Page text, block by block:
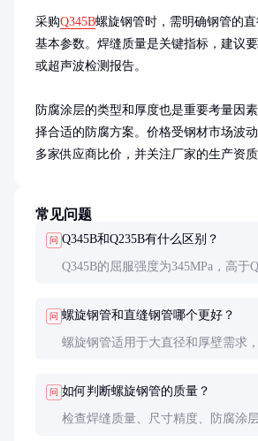
采购Q345B螺旋钢管时，需明确钢管的
基本参数。焊缝质量是关键指标，建议
或超声波检测报告。
防腐涂层的类型和厚度也是重要考量因
择合适的防腐方案。价格受钢材市场波
多家供应商比价，并关注厂家的生产资质
常见问题
问 Q345B和Q235B有什么区别？
Q345B的屈服强度为345MPa，高于
问 螺旋钢管和直缝钢管哪个更好？
螺旋钢管适用于大直径和厚壁需求
问 如何判断螺旋钢管的质量？
检查焊缝质量、尺寸精度、防腐涂